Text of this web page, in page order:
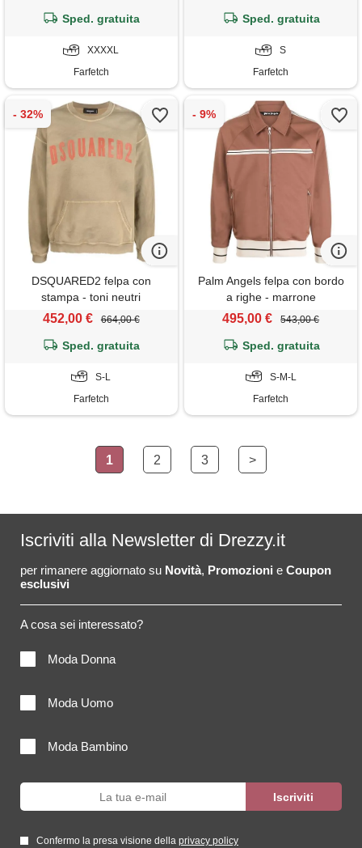
Sped. gratuita
XXXXL
Farfetch
Sped. gratuita
S
Farfetch
DSQUARED2 felpa con
stampa - toni neutri
452,00 € 664,00 €
Sped. gratuita
S-L
Farfetch
Palm Angels felpa con bordo
a righe - marrone
495,00 € 543,00 €
Sped. gratuita
S-M-L
Farfetch
1 2 3 >
Iscriviti alla Newsletter di Drezzy.it
per rimanere aggiornato su Novità, Promozioni e Coupon
esclusivi
A cosa sei interessato?
Moda Donna
Moda Uomo
Moda Bambino
Confermo la presa visione della privacy policy